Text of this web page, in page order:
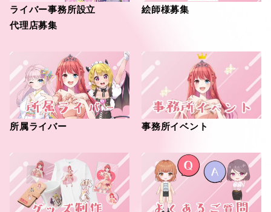
ライバー事務所設立
代理店募集
絵師様募集
所属ライバー 事務所イベント